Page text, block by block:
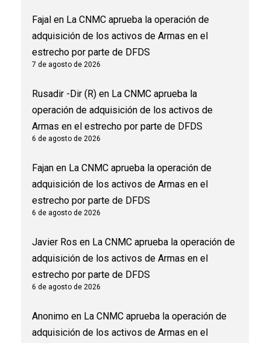
Fajal en La CNMC aprueba la operación de
adquisición de los activos de Armas en el
estrecho por parte de DFDS
7 de agosto de 2026
Rusadir -Dir (R) en La CNMC aprueba la
operación de adquisición de los activos de
Armas en el estrecho por parte de DFDS
6 de agosto de 2026
Fajan en La CNMC aprueba la operación de
adquisición de los activos de Armas en el
estrecho por parte de DFDS
6 de agosto de 2026
Javier Ros en La CNMC aprueba la operación de
adquisición de los activos de Armas en el
estrecho por parte de DFDS
6 de agosto de 2026
Anonimo en La CNMC aprueba la operación de
adquisición de los activos de Armas en el